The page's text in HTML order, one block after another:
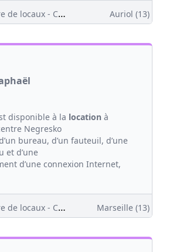
Offre de locaux - Clientèle Auriol (13)
disponible à la location à
Negresko
bureau, d’un fauteuil, d’une
et d’une
d’une connexion Internet,
Offre de locaux - Clientèle Marseille (13)